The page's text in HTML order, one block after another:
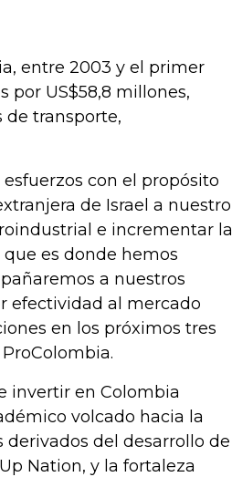
entre 2003 y el primer
por US$58,8 millones,
de transporte,
con el propósito
de Israel a nuestro
e incrementar la
es donde hemos
a nuestros
efectividad al mercado
en los próximos tres
invertir en Colombia
volcado hacia la
del desarrollo de
Nation, y la fortaleza